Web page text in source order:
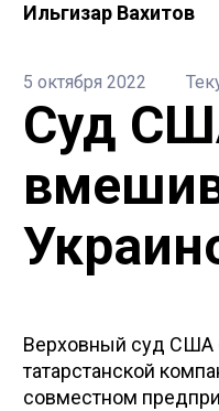
Ильгизар Вахитов
5 октября 2022
Суд
Верховный суд США
татарстанской
совместном